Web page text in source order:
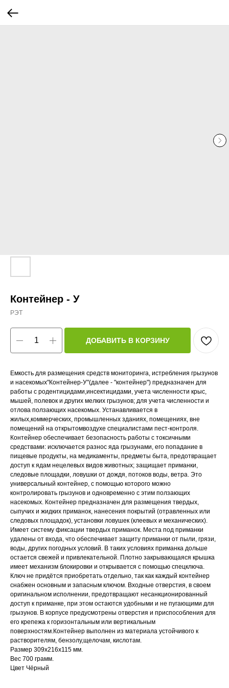
Контейнер - У
РЭТ
ДОБАВИТЬ В КОРЗИНУ
Емкость для размещения средств мониторинга, истребления грызунов
и насекомых"Контейнер-У"(далее - "контейнер") предназначен для
работы с родентицидами,инсектицидами, учета численности крыс,
мышей, полевок и других мелких грызунов; для учета численности и
отлова ползающих насекомых. Устанавливается в
жилых,коммерческих, промышленных зданиях, помещениях, вне
помещений на открытомвоздухе специалистами пест-контроля.
Контейнер обеспечивает безопасность работы с токсичными
средствами: исключается разнос яда грызунами, его попадание в
пищевые продукты, на медикаменты, предметы быта, предотвращает
доступ к ядам нецелевых видов животных; защищает приманки,
следовые площадки, ловушки от дождя, потоков воды, ветра. Это
универсальный контейнер, с помощью которого можно
контролировать грызунов и одновременно с этим ползающих
насекомых. Контейнер предназначен для размещения твердых,
сыпучих и жидких приманок, нанесения покрытий (отравленных или
следовых площадок), установки ловушек (клеевых и механических).
Имеет систему фиксации твердых приманок. Места под приманки
удалены от входа, что обеспечивает защиту приманки от пыли, грязи,
воды, других погодных условий. В таких условиях приманка дольше
остается свежей и привлекательной. Плотно закрывающаяся крышка
имеет механизм блокировки и открывается с помощью спецключа.
Ключ не придётся приобретать отдельно, так как каждый контейнер
снабжен основным и запасным ключом. Входные отверстия, в своем
оригинальном исполнении, предотвращают несанкционированный
доступ к приманке, при этом остаются удобными и не пугающими для
грызунов. В корпусе предусмотрены отверстия и приспособления для
его крепежа к горизонтальным или вертикальным
поверхностям.Контейнер выполнен из материала устойчивого к
растворителям, бензолу,щелочам, кислотам.
Размер 309х216х115 мм.
Вес 700 грамм.
Цвет Чёрный